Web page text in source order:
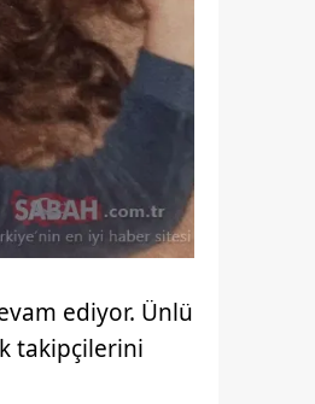
ediyor. Ünlü
takipçilerini